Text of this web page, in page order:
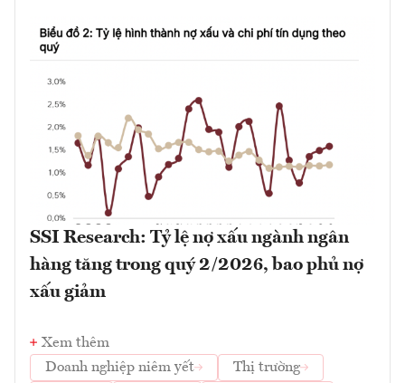
SSI Research: Tỷ lệ nợ xấu ngành ngân
hàng tăng trong quý 2/2026, bao phủ nợ
xấu giảm
Xem thêm
Doanh nghiệp niêm yết
Thị trường